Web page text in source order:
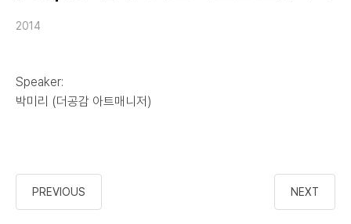
2014
Speaker:
박미리 (더공감 아트매니저)
PREVIOUS NEXT